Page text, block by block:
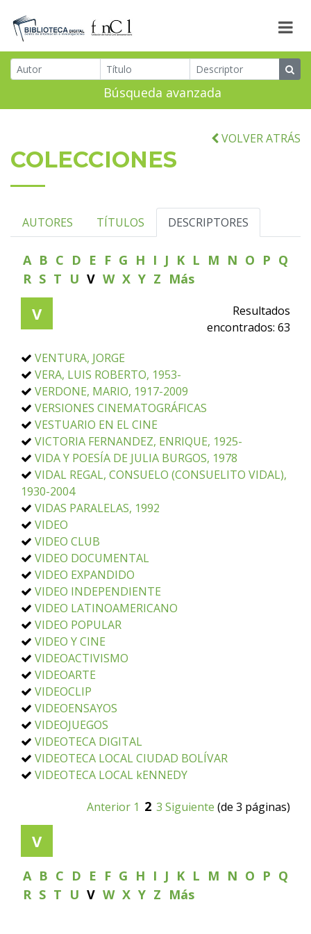
Búsqueda avanzada
VOLVER ATRÁS
COLECCIONES
AUTORES TÍTULOS DESCRIPTORES
A B C D E F G H I J K L M N O P Q
R S T U V W X Y Z Más
V
Resultados
encontrados: 63
VENTURA, JORGE
VERA, LUIS ROBERTO, 1953-
VERDONE, MARIO, 1917-2009
VERSIONES CINEMATOGRÁFICAS
VESTUARIO EN EL CINE
VICTORIA FERNANDEZ, ENRIQUE, 1925-
VIDA Y POESÍA DE JULIA BURGOS, 1978
VIDAL REGAL, CONSUELO (CONSUELITO VIDAL),
1930-2004
VIDAS PARALELAS, 1992
VIDEO
VIDEO CLUB
VIDEO DOCUMENTAL
VIDEO EXPANDIDO
VIDEO INDEPENDIENTE
VIDEO LATINOAMERICANO
VIDEO POPULAR
VIDEO Y CINE
VIDEOACTIVISMO
VIDEOARTE
VIDEOCLIP
VIDEOENSAYOS
VIDEOJUEGOS
VIDEOTECA DIGITAL
VIDEOTECA LOCAL CIUDAD BOLÍVAR
VIDEOTECA LOCAL kENNEDY
Anterior 1 2 3 Siguiente (de 3 páginas)
V
A B C D E F G H I J K L M N O P Q
R S T U V W X Y Z Más